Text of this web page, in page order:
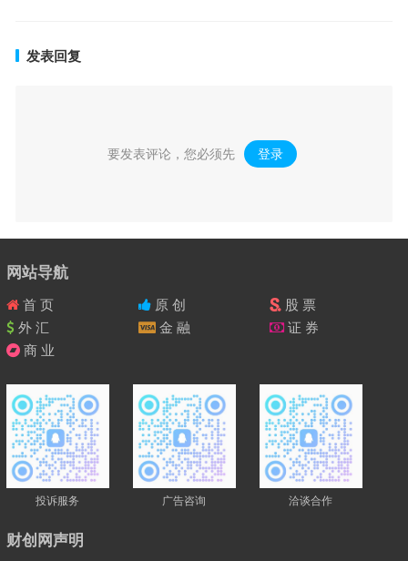
发表回复
要发表评论，您必须先 登录 。
网站导航
首 页 原 创
股 票
外 汇
金 融
证 券
商 业
投诉服务 广告咨询 洽谈合作
财创网声明